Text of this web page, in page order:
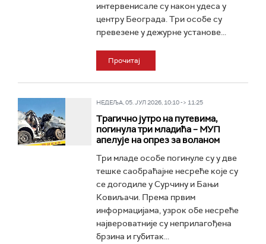
интервенисале су након удеса у
центру Београда. Три особе су
превезене у дежурне установе...
Прочитај
НЕДЕЉА, 05. ЈУЛ 2026, 10:10 -> 11:25
Трагично јутро на путевима,
погинула три младића – МУП
апелује на опрез за воланом
Три младе особе погинуле су у две
тешке саобраћајне несреће које су
се догодиле у Сурчину и Бањи
Ковиљачи. Према првим
информацијама, узрок обе несреће
највероватније су неприлагођена
брзина и губитак...